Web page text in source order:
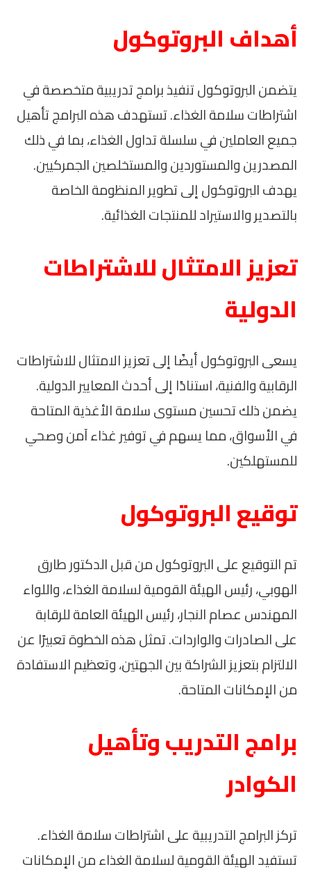
أهداف البروتوكول
يتضمن البروتوكول تنفيذ برامج تدريبية متخصصة في
اشتراطات سلامة الغذاء. تستهدف هذه البرامج تأهيل
جميع العاملين في سلسلة تداول الغذاء، بما في ذلك
المصدرين والمستوردين والمستخلصين الجمركيين.
يهدف البروتوكول إلى تطوير المنظومة الخاصة
بالتصدير والاستيراد للمنتجات الغذائية.
تعزيز الامتثال للاشتراطات
الدولية
يسعى البروتوكول أيضًا إلى تعزيز الامتثال للاشتراطات
الرقابية والفنية، استنادًا إلى أحدث المعايير الدولية.
يضمن ذلك تحسين مستوى سلامة الأغذية المتاحة
في الأسواق، مما يسهم في توفير غذاء آمن وصحي
للمستهلكين.
توقيع البروتوكول
تم التوقيع على البروتوكول من قبل الدكتور طارق
الهوبي، رئيس الهيئة القومية لسلامة الغذاء، واللواء
المهندس عصام النجار، رئيس الهيئة العامة للرقابة
على الصادرات والواردات. تمثل هذه الخطوة تعبيرًا عن
الالتزام بتعزيز الشراكة بين الجهتين، وتعظيم الاستفادة
من الإمكانات المتاحة.
برامج التدريب وتأهيل
الكوادر
تركز البرامج التدريبية على اشتراطات سلامة الغذاء.
تستفيد الهيئة القومية لسلامة الغذاء من الإمكانات